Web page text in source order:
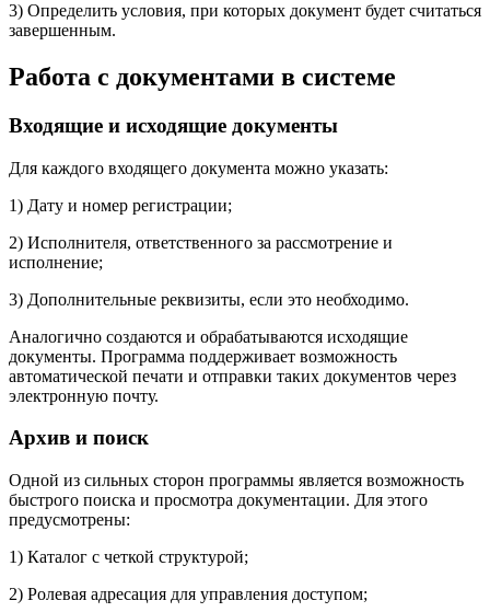
3) Определить условия, при которых документ будет считаться
завершенным.
Работа с документами в системе
Входящие и исходящие документы
Для каждого входящего документа можно указать:
1) Дату и номер регистрации;
2) Исполнителя, ответственного за рассмотрение и
исполнение;
3) Дополнительные реквизиты, если это необходимо.
Аналогично создаются и обрабатываются исходящие
документы. Программа поддерживает возможность
автоматической печати и отправки таких документов через
электронную почту.
Архив и поиск
Одной из сильных сторон программы является возможность
быстрого поиска и просмотра документации. Для этого
предусмотрены:
1) Каталог с четкой структурой;
2) Ролевая адресация для управления доступом;